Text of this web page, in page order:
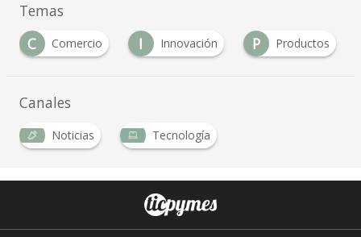
Temas
C
Comercio I Innovación P Productos
Canales
Noticias Tecnología